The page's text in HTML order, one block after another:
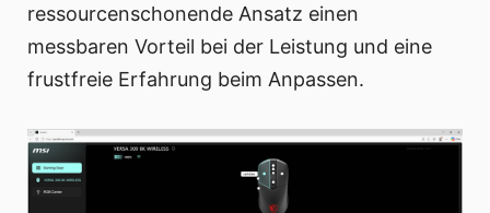
ressourcenschonende Ansatz einen
messbaren Vorteil bei der Leistung und eine
frustfreie Erfahrung beim Anpassen.